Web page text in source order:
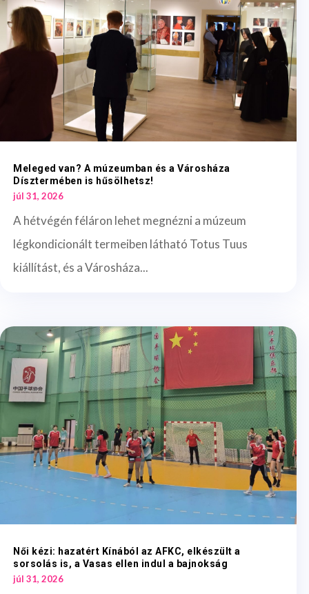
Meleged van? A múzeumban és a Városháza
Dísztermében is hűsölhetsz!
júl 31, 2026
A hétvégén féláron lehet megnézni a múzeum
légkondicionált termeiben látható Totus Tuus
kiállítást, és a Városháza...
Női kézi: hazatért Kínából az AFKC, elkészült a
sorsolás is, a Vasas ellen indul a bajnokság
júl 31, 2026